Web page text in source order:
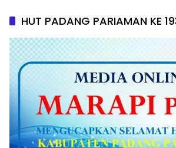
HUT PADANG PARIAMAN KE